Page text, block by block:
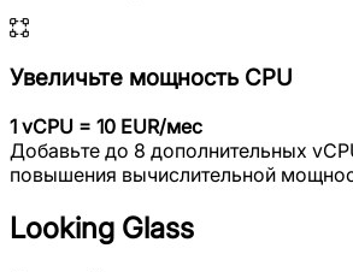
Увеличьте мощность CPU
1 vCPU = 10 EUR/мес
Добавьте до 8 дополнительных
повышения вычислительной
Looking Glass